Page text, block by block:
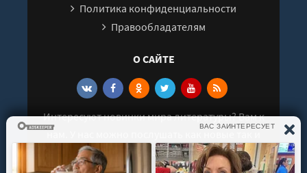
Политика конфиденциальности
Правообладателям
О САЙТЕ
Интересуют новинки мира литературы? Вам к
нам. У нас можно послушать как новые так и
старые аудиокниги. Выбрать и поделиться с
друзьями лучшими аудиокнигами!